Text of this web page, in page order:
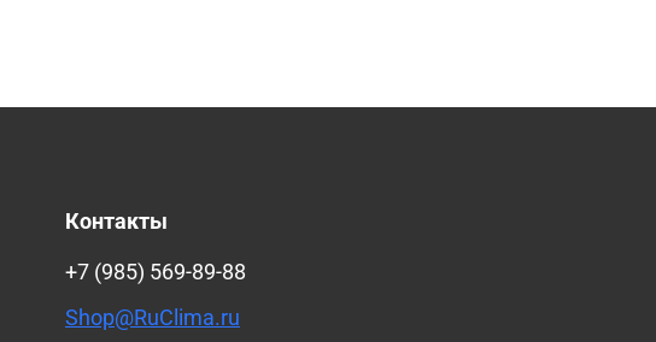
Контакты
+7 (985) 569-89-88
Shop@RuClima.ru